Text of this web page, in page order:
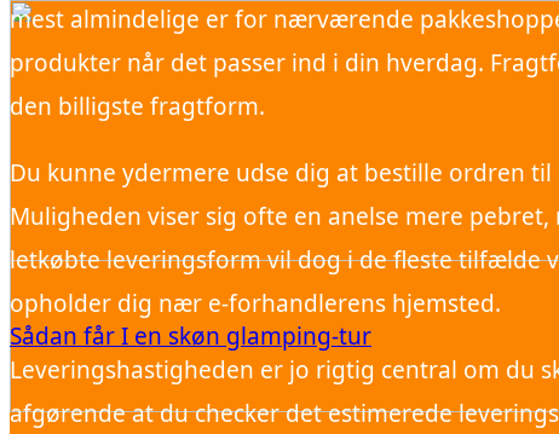
Sådan får I en skøn glamping-tur
mest almindelige er for nærværende
produkter når det passer ind i din hverdag.
den billigste fragtform.
Du kunne ydermere udse dig at bestille ordren
Muligheden viser sig ofte en anelse mere
letkøbte leveringsform vil dog i de fleste tilfælde
opholder dig nær e-forhandlerens hjemsted.
Leveringshastigheden er jo rigtig central om du
afgørende at du checker det estimerede